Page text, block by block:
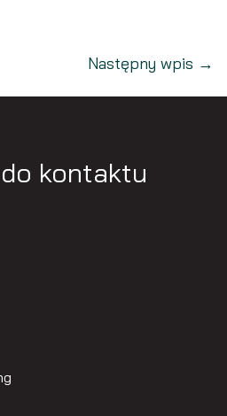
Następny wpis →
kontaktu